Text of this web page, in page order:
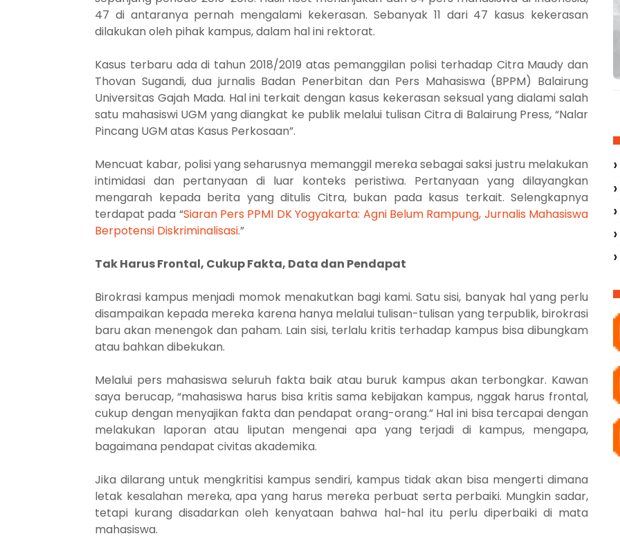
47 di antaranya pernah mengalami kekerasan. Sebanyak 11 dari 47 kasus kekerasan
dilakukan oleh pihak kampus, dalam hal ini rektorat.
Kasus terbaru ada di tahun 2018/2019 atas pemanggilan polisi terhadap Citra Maudy dan
Thovan Sugandi, dua jurnalis Badan Penerbitan dan Pers Mahasiswa (BPPM) Balairung
Universitas Gajah Mada. Hal ini terkait dengan kasus kekerasan seksual yang dialami salah
satu mahasiswi UGM yang diangkat ke publik melalui tulisan Citra di Balairung Press, “Nalar
Pincang UGM atas Kasus Perkosaan”.
Mencuat kabar, polisi yang seharusnya memanggil mereka sebagai saksi justru melakukan
intimidasi dan pertanyaan di luar konteks peristiwa. Pertanyaan yang dilayangkan
mengarah kepada berita yang ditulis Citra, bukan pada kasus terkait. Selengkapnya
terdapat pada “Siaran Pers PPMI DK Yogyakarta: Agni Belum Rampung, Jurnalis Mahasiswa
Berpotensi Diskriminalisasi.”
Tak Harus Frontal, Cukup Fakta, Data dan Pendapat
Birokrasi kampus menjadi momok menakutkan bagi kami. Satu sisi, banyak hal yang perlu
disampaikan kepada mereka karena hanya melalui tulisan-tulisan yang terpublik, birokrasi
baru akan menengok dan paham. Lain sisi, terlalu kritis terhadap kampus bisa dibungkam
atau bahkan dibekukan.
Melalui pers mahasiswa seluruh fakta baik atau buruk kampus akan terbongkar. Kawan
saya berucap, “mahasiswa harus bisa kritis sama kebijakan kampus, nggak harus frontal,
cukup dengan menyajikan fakta dan pendapat orang-orang.” Hal ini bisa tercapai dengan
melakukan laporan atau liputan mengenai apa yang terjadi di kampus, mengapa,
bagaimana pendapat civitas akademika.
Jika dilarang untuk mengkritisi kampus sendiri, kampus tidak akan bisa mengerti dimana
letak kesalahan mereka, apa yang harus mereka perbuat serta perbaiki. Mungkin sadar,
tetapi kurang disadarkan oleh kenyataan bahwa hal-hal itu perlu diperbaiki di mata
mahasiswa.